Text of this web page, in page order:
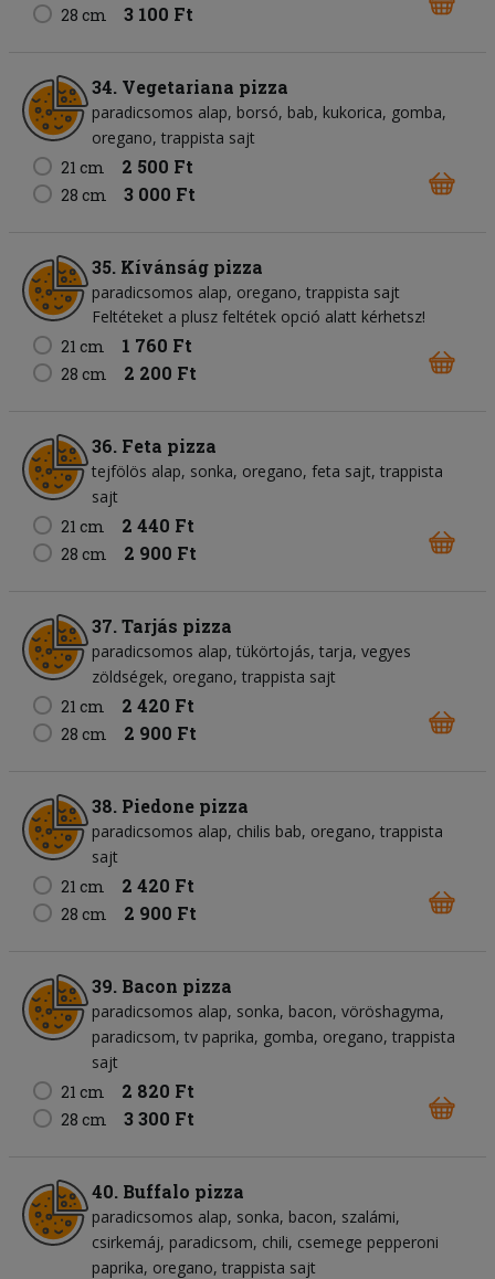
28 cm 3 100 Ft
34. Vegetariana pizza
paradicsomos alap borsó bab kukorica gomba
oregano trappista sajt
21 cm
2 500 Ft
28 cm 3 000 Ft
35. Kívánság pizza
paradicsomos alap oregano trappista sajt
Feltéteket a plusz feltétek opció alatt kérhetsz!
21 cm
1 760 Ft
28 cm 2 200 Ft
36. Feta pizza
tejfölös alap sonka oregano feta sajt trappista
sajt
21 cm
2 440 Ft
28 cm 2 900 Ft
37. Tarjás pizza
paradicsomos alap tükörtojás tarja vegyes
zöldségek oregano trappista sajt
21 cm
2 420 Ft
28 cm 2 900 Ft
38. Piedone pizza
paradicsomos alap chilis bab oregano trappista
sajt
21 cm
2 420 Ft
28 cm 2 900 Ft
39. Bacon pizza
paradicsomos alap sonka bacon vöröshagyma
paradicsom tv paprika gomba oregano trappista
sajt
21 cm
2 820 Ft
28 cm 3 300 Ft
40. Buffalo pizza
paradicsomos alap sonka bacon szalámi
csirkemáj paradicsom chili csemege pepperoni
paprika oregano trappista sajt